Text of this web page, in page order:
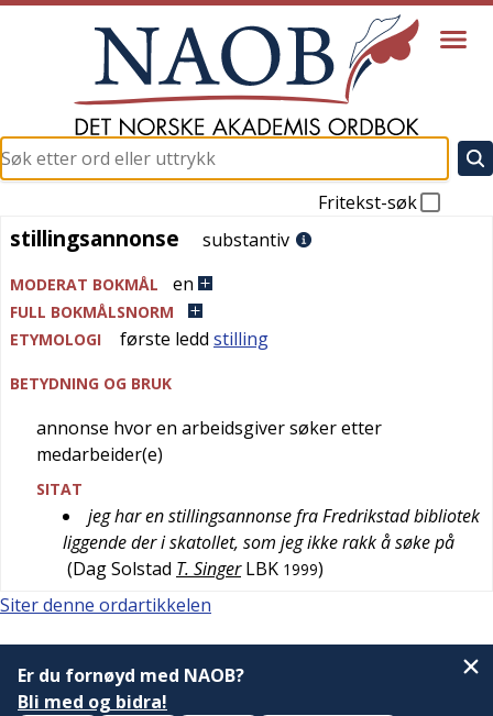
Fritekst-søk
stillingsannonse
stillingsannonse substantiv
MODERAT BOKMÅL en
FULL BOKMÅLSNORM
ETYMOLOGI
første ledd stilling
BETYDNING OG BRUK
annonse hvor en arbeidsgiver søker etter
medarbeider(e)
SITAT
jeg har en stillingsannonse fra Fredrikstad bibliotek
liggende der i skatollet, som jeg ikke rakk å søke på
(Dag Solstad T. Singer LBK 1999)
Siter denne ordartikkelen
Er du fornøyd med NAOB?
Bli med og bidra!